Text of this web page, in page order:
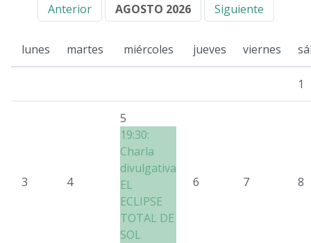
Anterior AGOSTO 2026 Siguiente
lunes martes miércoles jueves viernes
1
3 4
5
19:30:
Charla
divulgativa
EL
ECLIPSE
TOTAL DE
SOL
6 7 8